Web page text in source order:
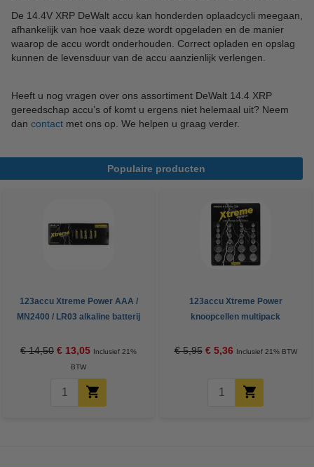
De 14.4V XRP DeWalt accu kan honderden oplaadcycli meegaan,
afhankelijk van hoe vaak deze wordt opgeladen en de manier
waarop de accu wordt onderhouden. Correct opladen en opslag
kunnen de levensduur van de accu aanzienlijk verlengen.
Heeft u nog vragen over ons assortiment DeWalt 14.4 XRP
gereedschap accu’s of komt u ergens niet helemaal uit? Neem
dan contact met ons op. We helpen u graag verder.
Populaire producten
123accu Xtreme Power AAA /
MN2400 / LR03 alkaline batterij
€ 14,50 € 13,05 Inclusief 21%
BTW
123accu Xtreme Power
knoopcellen multipack
€ 5,95 € 5,36 Inclusief 21% BTW